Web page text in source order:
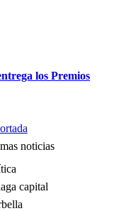
los Premios
noticias
capital